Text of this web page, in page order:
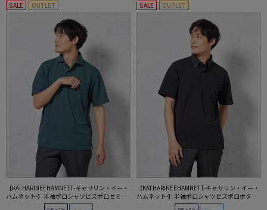
SALE OUTLET
【KATHARINEEHAMNETT-キャサリン・イー・
ハムネット-】半袖ポロシャツビズポロセミワ
SALE OUTLET
【KATHARINEEHAMNETT-キャサリン・イー・
ハムネット-】半袖ポロシャツビズポロボタン
ダウン無地春夏